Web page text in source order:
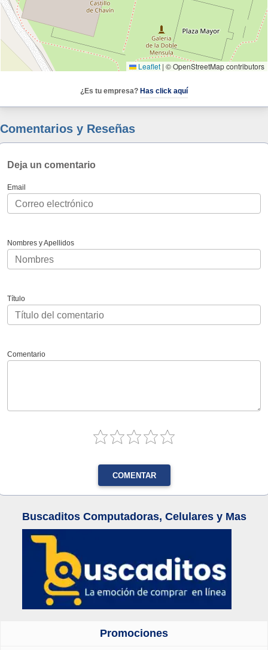
Leaflet | © OpenStreetMap contributors
¿Es tu empresa? Has click aquí
Comentarios y Reseñas
Deja un comentario
Email
Nombres y Apellidos
Título
Comentario
COMENTAR
Buscaditos Computadoras, Celulares y Mas
Promociones